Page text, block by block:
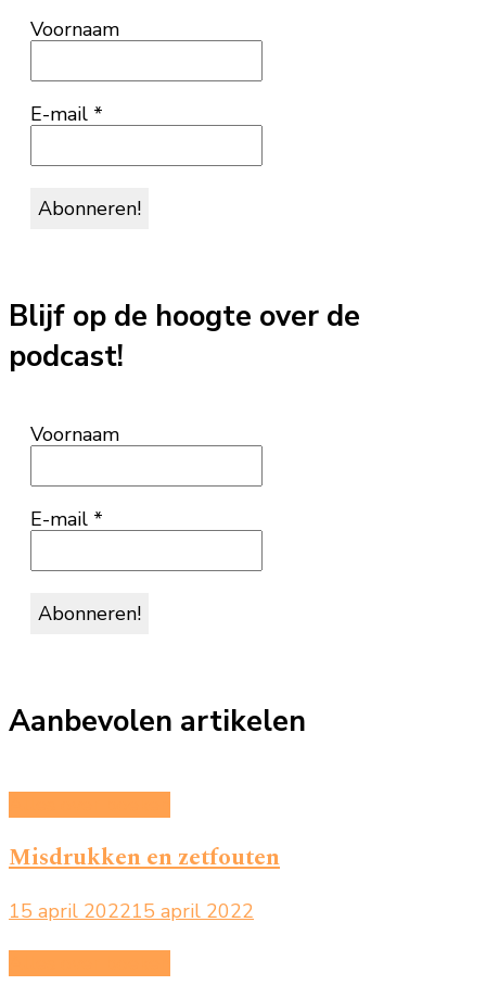
Voornaam
E-mail *
Blijf op de hoogte over de
podcast!
Voornaam
E-mail *
Aanbevolen artikelen
Misdrukken en zetfouten
15 april 202215 april 2022